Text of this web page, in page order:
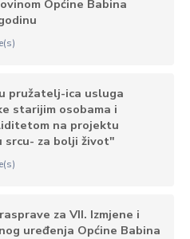
Općine Babina
pružatelj-ica usluga
starijim osobama i
na projektu
srcu- za bolji život"
za VII. Izmjene i
uređenja Općine Babina